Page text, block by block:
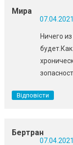
Мира
Ничего
Відповісти
Бертран